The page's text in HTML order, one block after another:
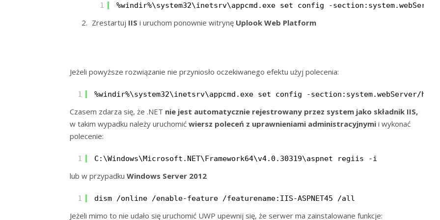
1 %windir%\system32\inetsrv\appcmd.exe set config -
Zrestartuj IIS i uruchom ponownie witrynę Uplook Web Platform
Jeżeli powyższe rozwiązanie nie przyniosło oczekiwanego efektu użyj polecenia:
1 %windir%\system32\inetsrv\appcmd.exe set config -section:system.webServer/
Czasem zdarza się, że .NET nie jest automatycznie rejestrowany przez system jako składnik IIS,
w takim wypadku należy uruchomić wiersz poleceń z uprawnieniami administracyjnymi i wykonać
polecenie:
1 C:\Windows\Microsoft.NET\Framework64\v4.0.30319\aspnet_regiis -i
lub w przypadku Windows Server 2012
1 dism /online /enable-feature /featurename:IIS-ASPNET45 /all
Jeżeli mimo to nie udało się uruchomić UWP upewnij się, że serwer ma zainstalowane funkcje: